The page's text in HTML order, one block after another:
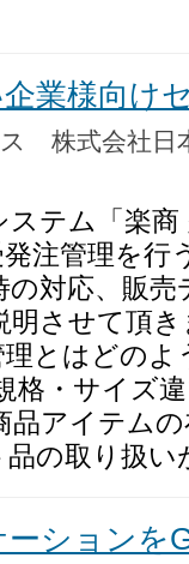
業様向け
ス 株式会社
ステム「楽
注管理を行
の対応、販
明させて頂
とはどの
格・サイズ
品アイテム
の取り扱い
ションを